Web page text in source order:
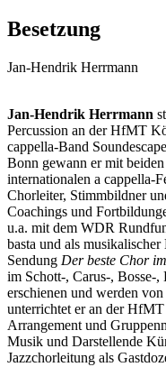
Besetzung
Jan-Hendrik Herrmann
Jan-Hendrik Herrmann
Percussion an der HfMT
cappella-Band
Bonn gewann er mit
internationalen a cappella-
Chorleiter, Stimmbildner
Coachings und
u.a. mit dem WDR
basta und als
Sendung Der beste Chor
im Schott-, Carus-, Bosse-
erschienen und werden
unterrichtet er an der
Arrangement und
Musik und Darstellende
Jazzchorleitung als